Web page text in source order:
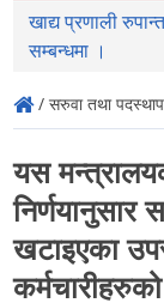
खाद्य प्रणाली
सम्बन्धमा ।
/ सरुवा तथा
यस
निर्णयानुसार
खटाइएका